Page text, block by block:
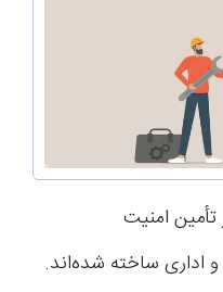
امنیت
اداری ساخته شده‌اند.